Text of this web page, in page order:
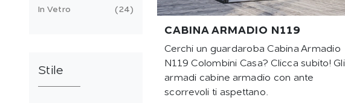
CABINA ARMADIO N119
Cerchi un guardaroba Cabina Armadio
N119 Colombini Casa? Clicca subito! Gli
armadi cabine armadio con ante
scorrevoli ti aspettano.
In Vetro 24
Stile